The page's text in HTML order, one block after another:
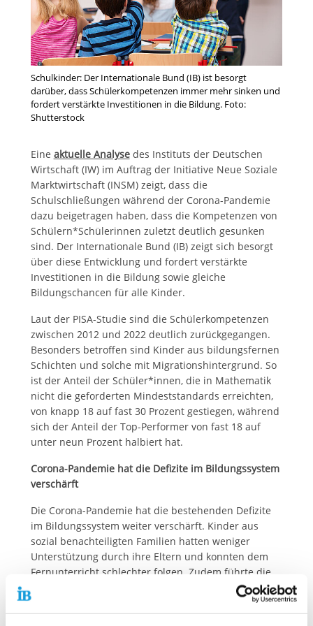
Schulkinder: Der Internationale Bund (IB) ist besorgt
darüber, dass Schülerkompetenzen immer mehr sinken und
fordert verstärkte Investitionen in die Bildung. Foto:
Shutterstock
Eine aktuelle Analysedes Instituts der Deutschen
Wirtschaft (IW) im Auftrag der Initiative Neue Soziale
Marktwirtschaft (INSM) zeigt, dass die
Schulschließungen während der Corona-Pandemie
dazu beigetragen haben, dass die Kompetenzen von
Schülern*Schülerinnen zuletzt deutlich gesunken
sind. Der Internationale Bund (IB) zeigt sich besorgt
über diese Entwicklung und fordert verstärkte
Investitionen in die Bildung sowie gleiche
Bildungschancen für alle Kinder.
Laut der PISA-Studie sind die Schülerkompetenzen
zwischen 2012 und 2022 deutlich zurückgegangen.
Besonders betroffen sind Kinder aus bildungsfernen
Schichten und solche mit Migrationshintergrund. So
ist der Anteil der Schüler*innen, die in Mathematik
nicht die geforderten Mindeststandards erreichten,
von knapp 18 auf fast 30 Prozent gestiegen, während
sich der Anteil der Top-Performer von fast 18 auf
unter neun Prozent halbiert hat.
Corona-Pandemie hat die Defizite im Bildungssystem
verschärft
Die Corona-Pandemie hat die bestehenden Defizite
im Bildungssystem weiter verschärft. Kinder aus
sozial benachteiligten Familien hatten weniger
Unterstützung durch ihre Eltern und konnten dem
Fernunterricht schlechter folgen. Zudem führte die
übermäßige Nutzung digitaler Medien zu einer
weiteren Verschlechterung der Bildungsleistungen.